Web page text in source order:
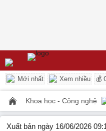
Mới nhất Xem nhiều 💰
Khoa học - Công nghệ
Xuất bản ngày 16/06/2026